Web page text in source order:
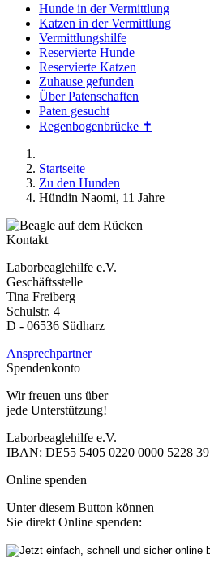
Hunde in der Vermittlung
Katzen in der Vermittlung
Vermittlungshilfe
Reservierte Hunde
Reservierte Katzen
Zuhause gefunden
Über Patenschaften
Paten gesucht
Regenbogenbrücke ✝
Startseite
Zu den Hunden
Hündin Naomi, 11 Jahre
Kontakt
Laborbeaglehilfe e.V.
Geschäftsstelle
Tina Freiberg
Schulstr. 4
D - 06536 Südharz
Ansprechpartner
Spendenkonto
Wir freuen uns über
jede Unterstützung!
Laborbeaglehilfe e.V.
IBAN: DE55 5405 0220 0000 5228 39
Online spenden
Unter diesem Button können
Sie direkt Online spenden: